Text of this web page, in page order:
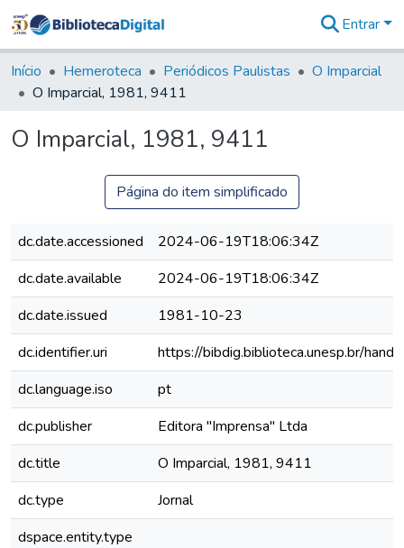
&
Coleções
Tudo na
Digital
Entrar
Início Hemeroteca Periódicos Paulistas
O Imparcial
O Imparcial, 1981, 9411
O Imparcial, 1981, 9411
Página do item simplificado
dc.date.accessioned
2024-06-19T18:06:34Z
dc.date.available
2024-06-19T18:06:34Z
dc.date.issued
1981-10-23
dc.identifier.uri
https://bibdig.biblioteca.unesp.br/
dc.language.iso
pt
dc.publisher
Editora "Imprensa" Ltda
dc.title
O Imparcial, 1981, 9411
dc.type
Jornal
dspace.entity.type